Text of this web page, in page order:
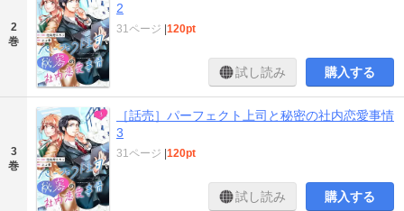
2
巻
2
31ページ 120pt
試し読み 購入する
3
巻
［話売］パーフェクト上司と秘密の社内恋愛事情
3
31ページ 120pt
試し読み 購入する